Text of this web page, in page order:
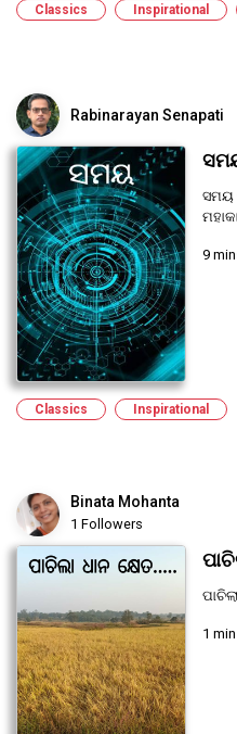
Classics Inspirational
Rabinarayan Senapati
ସମୟ
9
Classics Inspirational
Binata Mohanta
1 Followers
1